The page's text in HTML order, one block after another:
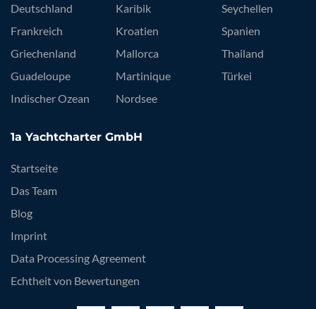
Deutschland
Frankreich
Griechenland
Guadeloupe
Indischer Ozean
Karibik
Kroatien
Mallorca
Martinique
Nordsee
Seychellen
Spanien
Thailand
Türkei
1a Yachtcharter GmbH
Startseite
Das Team
Blog
Imprint
Data Processing Agreement
Echtheit von Bewertungen